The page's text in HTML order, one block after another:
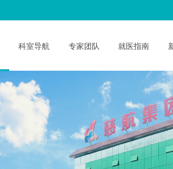
科室导航 专家团队 就医指南